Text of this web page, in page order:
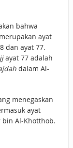
bahwa
ayat
dan ayat 77.
ayat 77 adalah
dalam Al-
menegaskan
ayat
bin Al-Khotthob.